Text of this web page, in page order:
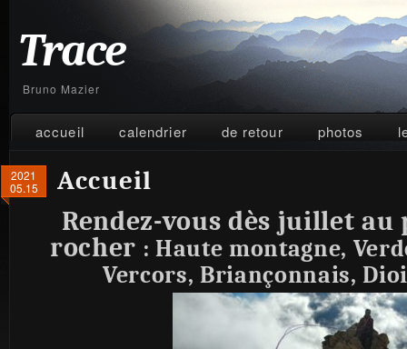
Trace
Bruno Mazier
accueil calendrier de retour photos
2021
05.15
Accueil
Rendez-vous dès juillet
rocher : Haute montagne,
Vercors, Briançonnais,